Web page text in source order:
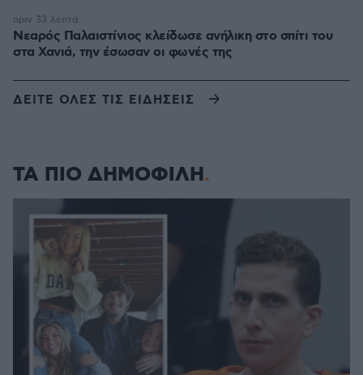
Νεαρός Παλαιστίνιος κλείδωσε ανήλικη στο σπίτι του
στα Χανιά, την έσωσαν οι φωνές της
πριν 33 λεπτά
ΔΕΙΤΕ ΟΛΕΣ ΤΙΣ ΕΙΔΗΣΕΙΣ
ΤΑ ΠΙΟ ΔΗΜΟΦΙΛΗ